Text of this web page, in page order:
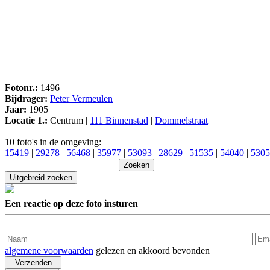
Fotonr.: 1496
Bijdrager: Peter Vermeulen
Jaar: 1905
Locatie 1.: Centrum | 111 Binnenstad Dommelstraat
10 foto's in de omgeving:
15419
29278 56468 35977 53093 28629 51535 54040
Een reactie op deze foto insturen
algemene voorwaarden gelezen en akkoord bevonden